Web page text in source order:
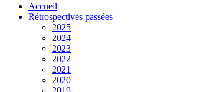
Accueil
Rétrospectives passées
2025
2024
2023
2022
2021
2020